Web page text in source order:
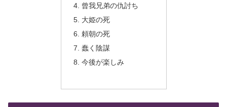
曾我兄弟の仇討ち
大姫の死
頼朝の死
蠢く陰謀
今後が楽しみ